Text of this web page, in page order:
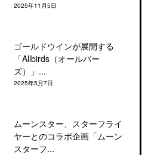
2025年11月5日
ゴールドウインが展開する
「Allbirds（オールバー
ズ）」...
2025年5月7日
ムーンスター、スターフライ
ヤーとのコラボ企画「ムーン
スターフ...